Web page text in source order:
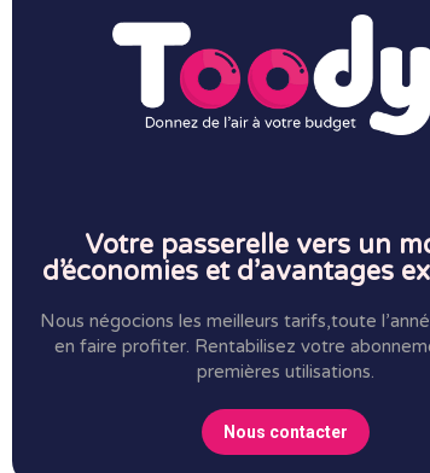
Votre passerelle vers un
d’économies et d’avantages
Nous négocions les meilleurs tarifs,toute
en faire profiter. Rentabilisez votre
premières utilisations.
Nous contacter